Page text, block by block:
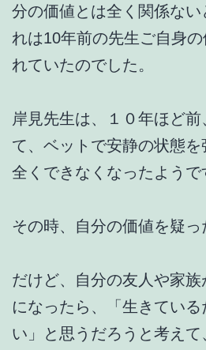
分の価値とは全く関係な
れは10年前の先生ご自身
れていたのでした。
岸見先生は、１０年ほど前
て、ベットで安静の状態
全くできなくなったようで
その時、自分の価値を疑っ
だけど、自分の友人や家
になったら、「生きてい
い」と思うだろうと考え